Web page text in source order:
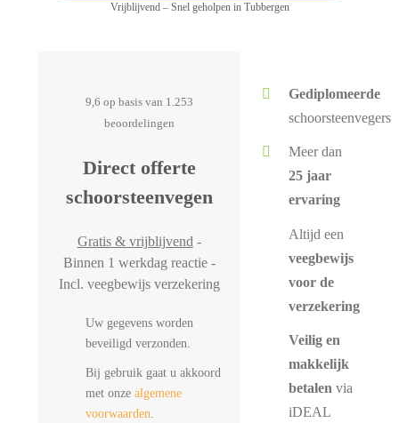
Vrijblijvend – Snel geholpen in Tubbergen
9,6 op basis van 1.253
beoordelingen
Direct offerte
schoorsteenvegen
Gratis & vrijblijvend -
Binnen 1 werkdag reactie -
Incl. veegbewijs verzekering
Uw gegevens worden
beveiligd verzonden.
Bij gebruik gaat u akkoord
met onze algemene
voorwaarden.
Gediplomeerde
schoorsteenvegers
Meer dan
25 jaar
ervaring
Altijd een
veegbewijs
voor de
verzekering
Veilig en
makkelijk
betalen via
iDEAL